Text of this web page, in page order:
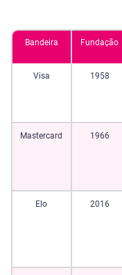
Bandeira Fundação
Visa 1958
Mastercard 1966
Elo 2016